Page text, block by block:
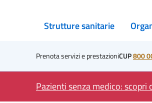
Strutture sanitarie
Prenota servizi e prestazioniCUP800
Pazienti senza medico: